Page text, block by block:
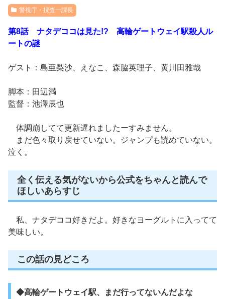
警視庁・捜査一課長
第8話 ナタデココは見た!? 高輪ゲートウェイ駅殺人ル
ートの謎
ゲスト：島亜梨沙、えなこ、森脇英理子、黄川田雅哉
脚本：田辺満
監督：池澤辰也
体調崩してて更新遅れましたーすみません。
まだ色々取り戻せていない。ジャンプも読めていない。
泣く。
全く伝える気がないから公式をちゃんと読んで
ほしいあらすじ
私、ナタデココ好きだよ。好きなヨーグルトに入ってて
美味しい。
この話の見どころ
◆高輪ゲートウェイ駅、まだ行ってないんだよな